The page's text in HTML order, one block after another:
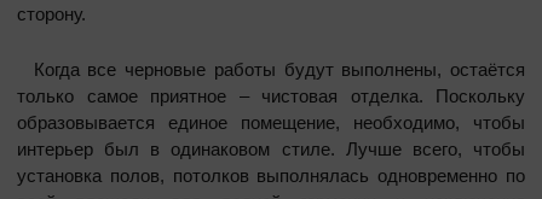
сторону.
Когда все черновые работы будут выполнены, остаётся
только самое приятное – чистовая отделка. Поскольку
образовывается единое помещение, необходимо, чтобы
интерьер был в одинаковом стиле. Лучше всего, чтобы
установка полов, потолков выполнялась одновременно по